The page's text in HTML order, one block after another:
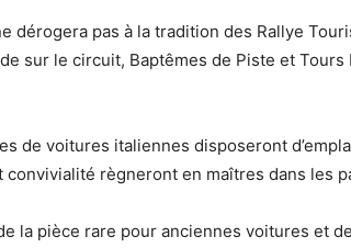
dérogera pas à la tradition des Rallye
sur le circuit, Baptêmes de Piste et
de voitures italiennes disposeront
règneront en maîtres dans les
la pièce rare pour anciennes voitures et